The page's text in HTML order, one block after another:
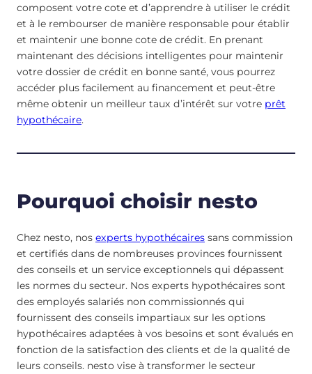
composent votre cote et d’apprendre à utiliser le crédit
et à le rembourser de manière responsable pour établir
et maintenir une bonne cote de crédit. En prenant
maintenant des décisions intelligentes pour maintenir
votre dossier de crédit en bonne santé, vous pourrez
accéder plus facilement au financement et peut-être
même obtenir un meilleur taux d’intérêt sur votre prêt
hypothécaire.
Pourquoi choisir nesto
Chez nesto, nos experts hypothécaires sans commission
et certifiés dans de nombreuses provinces fournissent
des conseils et un service exceptionnels qui dépassent
les normes du secteur. Nos experts hypothécaires sont
des employés salariés non commissionnés qui
fournissent des conseils impartiaux sur les options
hypothécaires adaptées à vos besoins et sont évalués en
fonction de la satisfaction des clients et de la qualité de
leurs conseils. nesto vise à transformer le secteur